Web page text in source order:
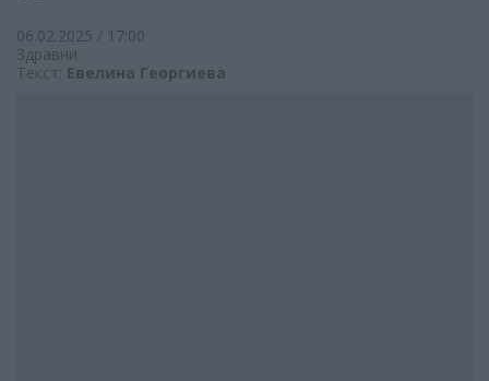
06.02.2025 / 17:00
Здравни
Текст: Евелина Георгиева